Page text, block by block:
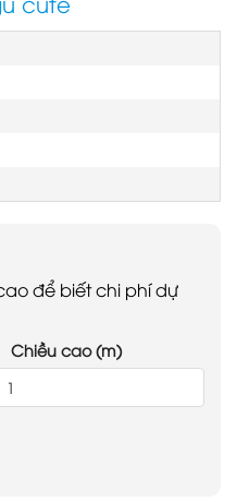
để biết chi phí dự
Chiều cao (m)